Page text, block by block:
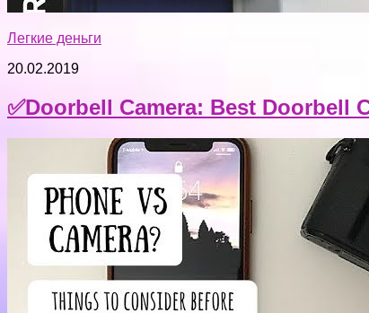
Легкие деньги
20.02.2019
✅Doorbell Camera: Best Doorbell